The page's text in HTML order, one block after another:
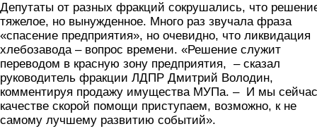
Депутаты от разных фракций сокрушались, что
тяжелое, но вынужденное. Много раз звучала фраза
«спасение предприятия», но очевидно, что ликвидация
хлебозавода – вопрос времени. «Решение служит
переводом в красную зону предприятия, – сказал
руководитель фракции ЛДПР Дмитрий Володин,
комментируя продажу имущества МУПа. – И мы
качестве скорой помощи приступаем, возможно, к не
самому лучшему развитию событий».